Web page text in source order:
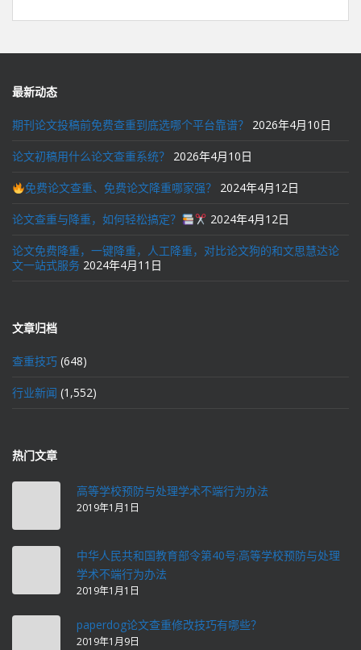
最新动态
期刊论文投稿前免费查重到底选哪个平台靠谱？ 2026年4月10日
论文初稿用什么论文查重系统？ 2026年4月10日
免费论文查重、免费论文降重哪家强？ 2024年4月12日
论文查重与降重，如何轻松搞定？ 2024年4月12日
论文免费降重，一键降重，人工降重，对比论文狗的和文思慧达论
文一站式服务 2024年4月11日
文章归档
查重技巧 (648)
行业新闻 (1,552)
热门文章
高等学校预防与处理学术不端行为办法
2019年1月1日
中华人民共和国教育部令第40号:高等学校预防与处理
学术不端行为办法
2019年1月1日
paperdog论文查重修改技巧有哪些？
2019年1月9日